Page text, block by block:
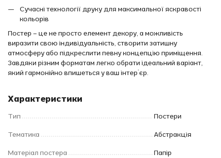
Сучасні технології друку для максимальної яскравості
кольорів
Постер – це не просто елемент декору, а можливість
виразити свою індивідуальність, створити затишну
атмосферу або підкреслити певну концепцію приміщення.
Завдяки різним форматам легко обрати ідеальний варіант,
який гармонійно впишеться у ваш інтер’єр.
Характеристики
Тип Постери
Тематика Абстракція
Матеріал постера Папір